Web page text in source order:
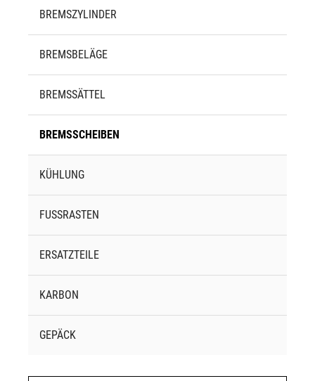
BREMSZYLINDER
BREMSBELÄGE
BREMSSÄTTEL
BREMSSCHEIBEN
KÜHLUNG
FUSSRASTEN
ERSATZTEILE
KARBON
GEPÄCK